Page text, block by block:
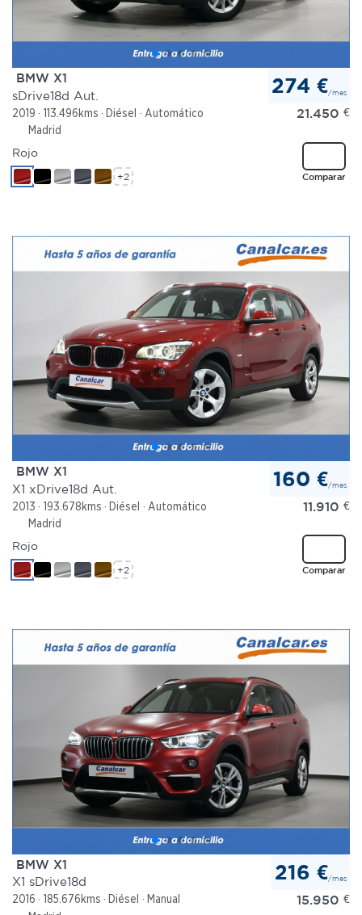
BMW X1
sDrive18d Aut.
2019 113.496kms Diésel
Automático
Madrid
274 €/mes
21.450 €
Comparar
Rojo
+2
BMW X1
X1 xDrive18d Aut.
2013 193.678kms Diésel
Automático
Madrid
160 €/mes
11.910 €
Comparar
Rojo
+2
BMW X1
X1 sDrive18d
2016 185.676kms Diésel
Manual
216 €/mes
15.950 €